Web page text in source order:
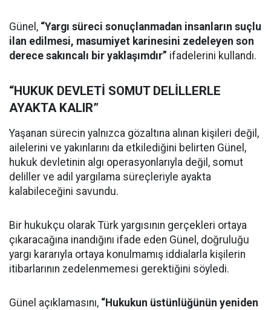
Günel, “Yargı süreci sonuçlanmadan insanların suçlu
ilan edilmesi, masumiyet karinesini zedeleyen son
derece sakıncalı bir yaklaşımdır” ifadelerini kullandı.
“HUKUK DEVLETİ SOMUT DELİLLERLE
AYAKTA KALIR”
Yaşanan sürecin yalnızca gözaltına alınan kişileri değil,
ailelerini ve yakınlarını da etkilediğini belirten Günel,
hukuk devletinin algı operasyonlarıyla değil, somut
deliller ve adil yargılama süreçleriyle ayakta
kalabileceğini savundu.
Bir hukukçu olarak Türk yargısının gerçekleri ortaya
çıkaracağına inandığını ifade eden Günel, doğruluğu
yargı kararıyla ortaya konulmamış iddialarla kişilerin
itibarlarının zedelenmemesi gerektiğini söyledi.
Günel açıklamasını, “Hukukun üstünlüğünün yeniden